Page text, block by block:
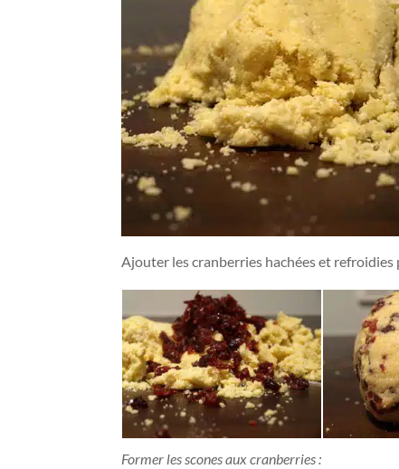
Ajouter les cranberries hachées et
Former les scones aux cranberries :